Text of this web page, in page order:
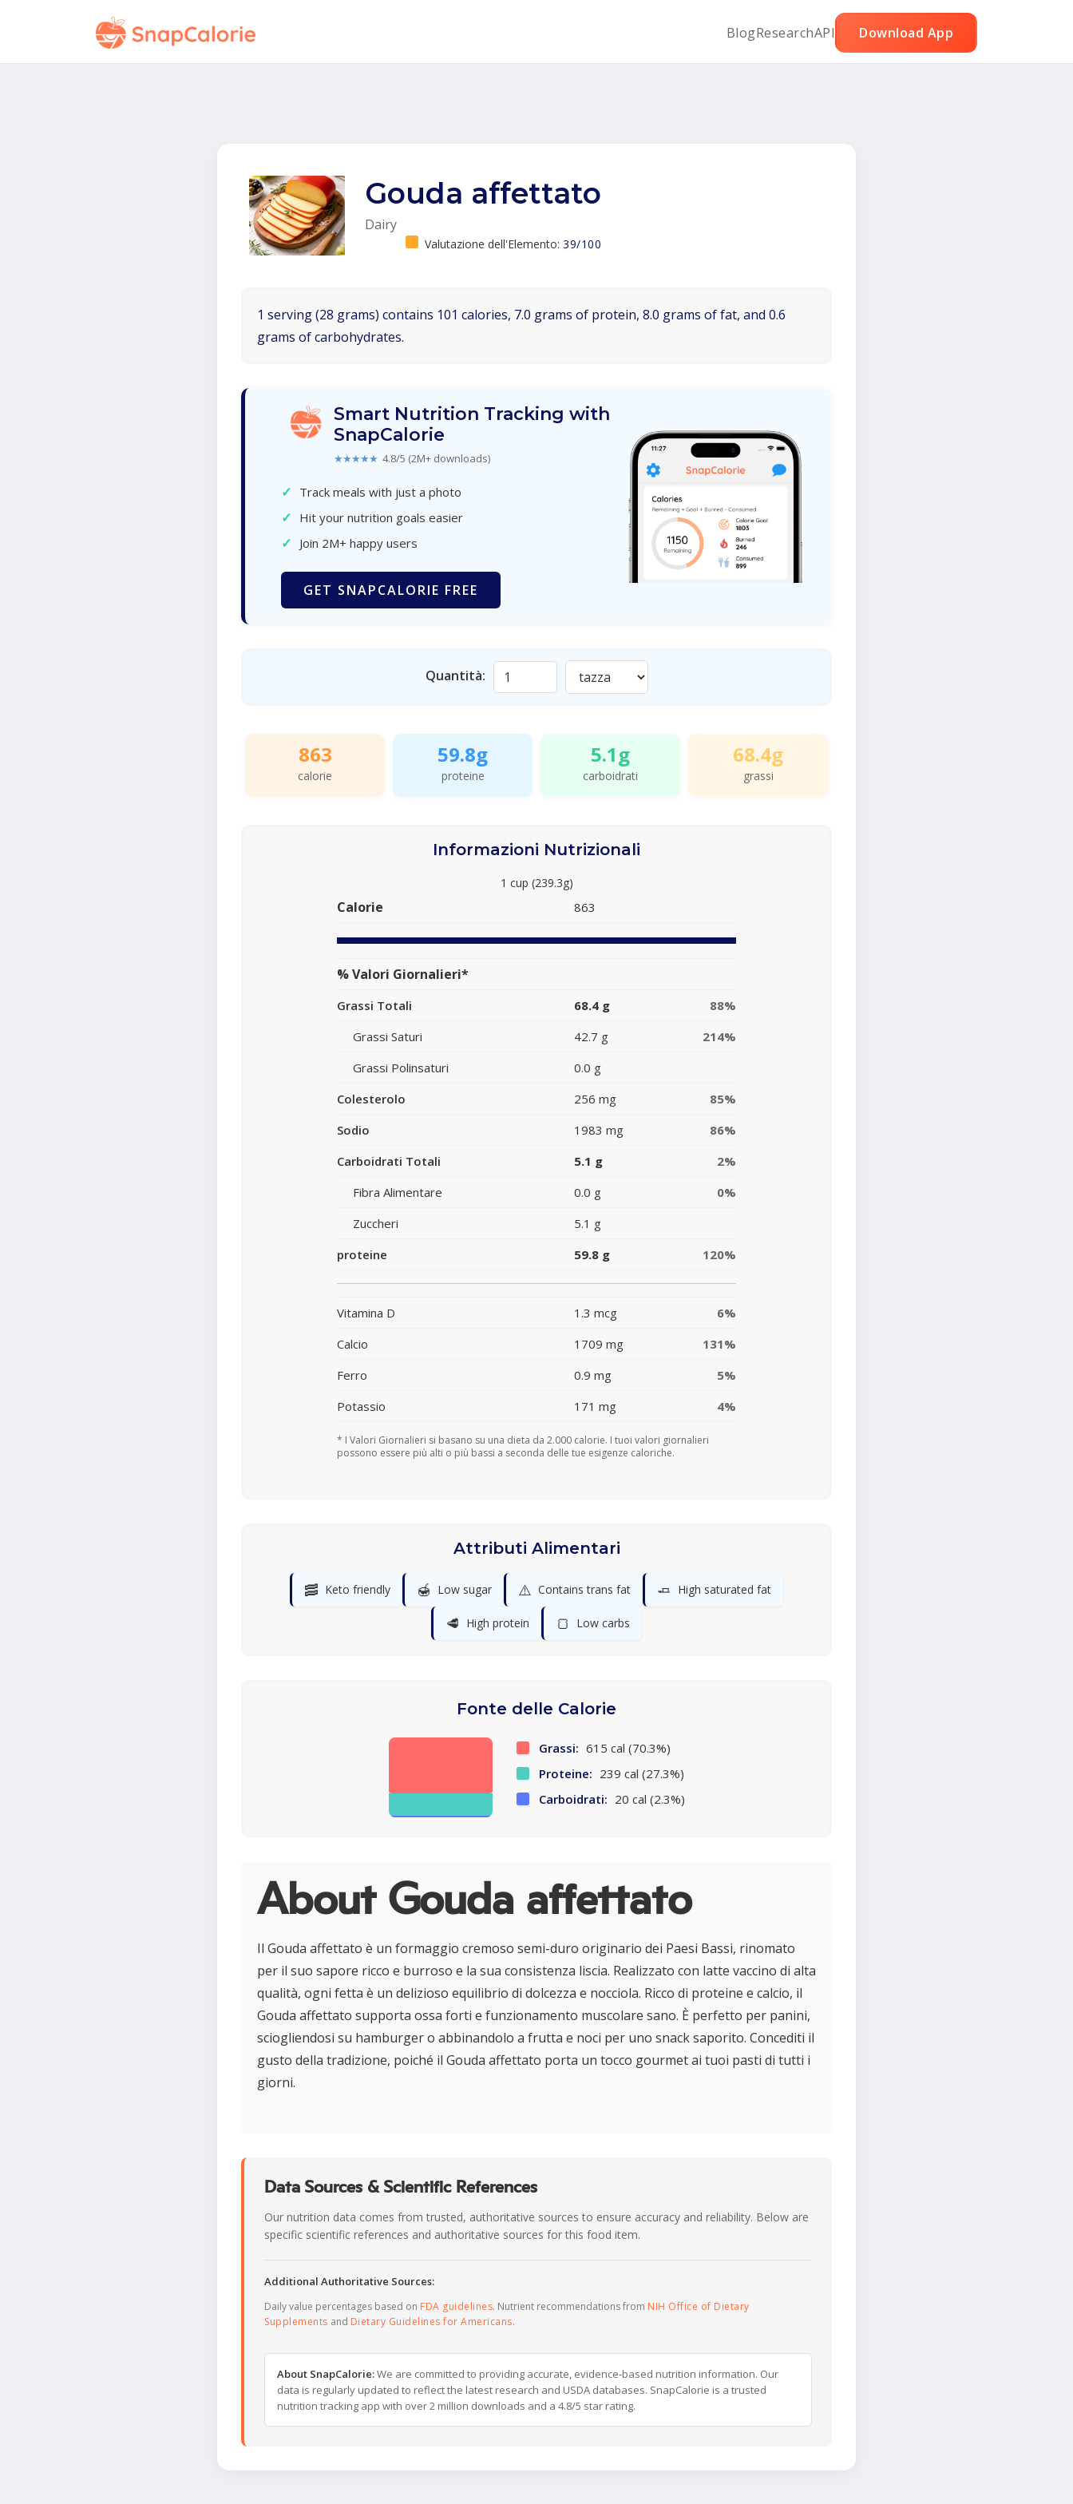
BlogResearchAPI Download App
Gouda affettato
Dairy
Valutazione dell'Elemento: 39/100
1 serving (28 grams) contains 101 calories, 7.0 grams of protein, 8.0 grams of fat, and 0.6
grams of carbohydrates.
Smart Nutrition Tracking with
SnapCalorie
★★★★★ 4.8/5 (2M+ downloads)
✓ Track meals with just a photo
✓ Hit your nutrition goals easier
✓ Join 2M+ happy users
GET SNAPCALORIE FREE
Quantità:
863
calorie
59.8g
proteine
5.1g
carboidrati
68.4g
grassi
Informazioni Nutrizionali
1 cup (239.3g)
Calorie 863
% Valori Giornalieri*
Grassi Totali 68.4 g
88%
Grassi Saturi
42.7 g
214%
Grassi Polinsaturi
0.0 g
Colesterolo
256 mg
85%
Sodio
1983 mg
86%
Carboidrati Totali
5.1 g
2%
Fibra Alimentare
0.0 g
0%
Zuccheri
5.1 g
proteine
59.8 g 120%
Vitamina D 1.3 mcg
6%
Calcio
1709 mg
131%
Ferro
0.9 mg
5%
Potassio
171 mg 4%
* I Valori Giornalieri si basano su una dieta da 2.000 calorie. I tuoi valori giornalieri
possono essere più alti o più bassi a seconda delle tue esigenze caloriche.
Attributi Alimentari
🥓 Keto friendly 🍯 Low sugar ⚠️ Contains trans fat 🧈 High saturated fat
🥩 High protein 🍞 Low carbs
Fonte delle Calorie
Grassi: 615 cal (70.3%)
Proteine: 239 cal (27.3%)
Carboidrati: 20 cal (2.3%)
About Gouda affettato
Il Gouda affettato è un formaggio cremoso semi-duro originario dei Paesi Bassi, rinomato
per il suo sapore ricco e burroso e la sua consistenza liscia. Realizzato con latte vaccino di alta
qualità, ogni fetta è un delizioso equilibrio di dolcezza e nocciola. Ricco di proteine e calcio, il
Gouda affettato supporta ossa forti e funzionamento muscolare sano. È perfetto per panini,
sciogliendosi su hamburger o abbinandolo a frutta e noci per uno snack saporito. Concediti il
gusto della tradizione, poiché il Gouda affettato porta un tocco gourmet ai tuoi pasti di tutti i
giorni.
Data Sources & Scientific References
Our nutrition data comes from trusted, authoritative sources to ensure accuracy and reliability. Below are
specific scientific references and authoritative sources for this food item.
Additional Authoritative Sources:
Daily value percentages based on FDA guidelines. Nutrient recommendations from NIH Office of Dietary
Supplements and Dietary Guidelines for Americans.
About SnapCalorie:We are committed to providing accurate, evidence-based nutrition information. Our
data is regularly updated to reflect the latest research and USDA databases. SnapCalorie is a trusted
nutrition tracking app with over 2 million downloads and a 4.8/5 star rating.